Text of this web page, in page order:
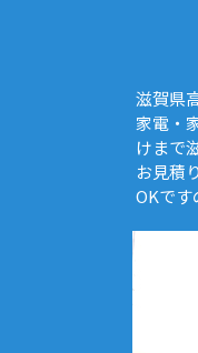
滋賀県
家電・
けまで
お見積
OKです